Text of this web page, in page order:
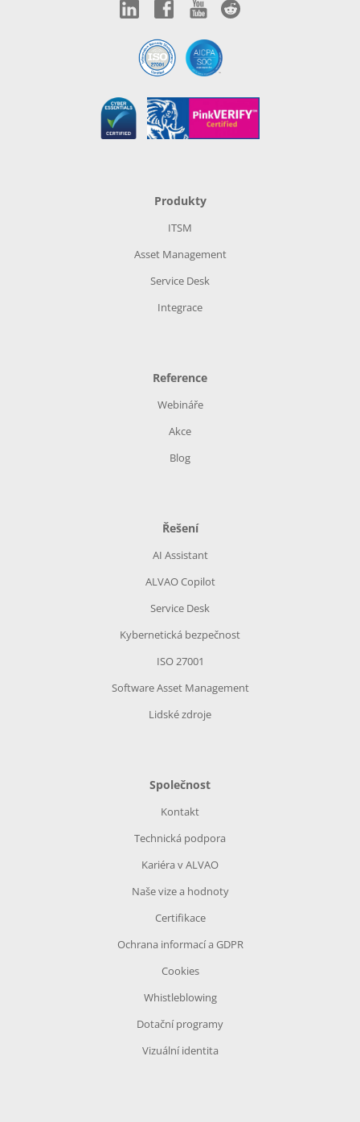
Produkty
ITSM
Asset Management
Service Desk
Integrace
Reference
Webináře
Akce
Blog
Řešení
AI Assistant
ALVAO Copilot
Service Desk
Kybernetická bezpečnost
ISO 27001
Software Asset Management
Lidské zdroje
Společnost
Kontakt
Technická podpora
Kariéra v ALVAO
Naše vize a hodnoty
Certifikace
Ochrana informací a GDPR
Cookies
Whistleblowing
Dotační programy
Vizuální identita